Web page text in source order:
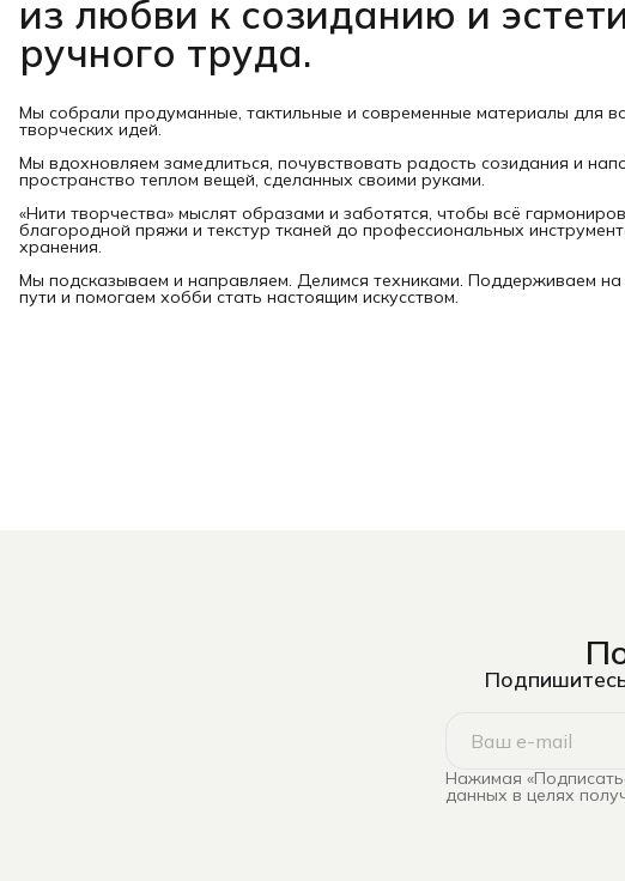
из любви к созиданию и
ручного труда.
Мы собрали продуманные, тактильные и современные материалы для
творческих идей.
Мы вдохновляем замедлиться, почувствовать радость созидания и
пространство теплом вещей, сделанных своими руками.
«Нити творчества» мыслят образами и заботятся, чтобы всё
благородной пряжи и текстур тканей до профессиональных
хранения.
Мы подсказываем и направляем. Делимся техниками. Поддерживаем
пути и помогаем хобби стать настоящим искусством.
Нажимая
данных в целях